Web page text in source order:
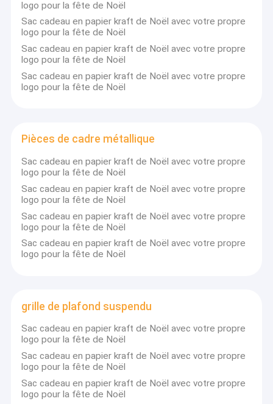
logo pour la fête de Noël
Sac cadeau en papier kraft de Noël avec votre propre
logo pour la fête de Noël
Sac cadeau en papier kraft de Noël avec votre propre
logo pour la fête de Noël
Sac cadeau en papier kraft de Noël avec votre propre
logo pour la fête de Noël
Pièces de cadre métallique
Sac cadeau en papier kraft de Noël avec votre propre
logo pour la fête de Noël
Sac cadeau en papier kraft de Noël avec votre propre
logo pour la fête de Noël
Sac cadeau en papier kraft de Noël avec votre propre
logo pour la fête de Noël
Sac cadeau en papier kraft de Noël avec votre propre
logo pour la fête de Noël
grille de plafond suspendu
Sac cadeau en papier kraft de Noël avec votre propre
logo pour la fête de Noël
Sac cadeau en papier kraft de Noël avec votre propre
logo pour la fête de Noël
Sac cadeau en papier kraft de Noël avec votre propre
logo pour la fête de Noël